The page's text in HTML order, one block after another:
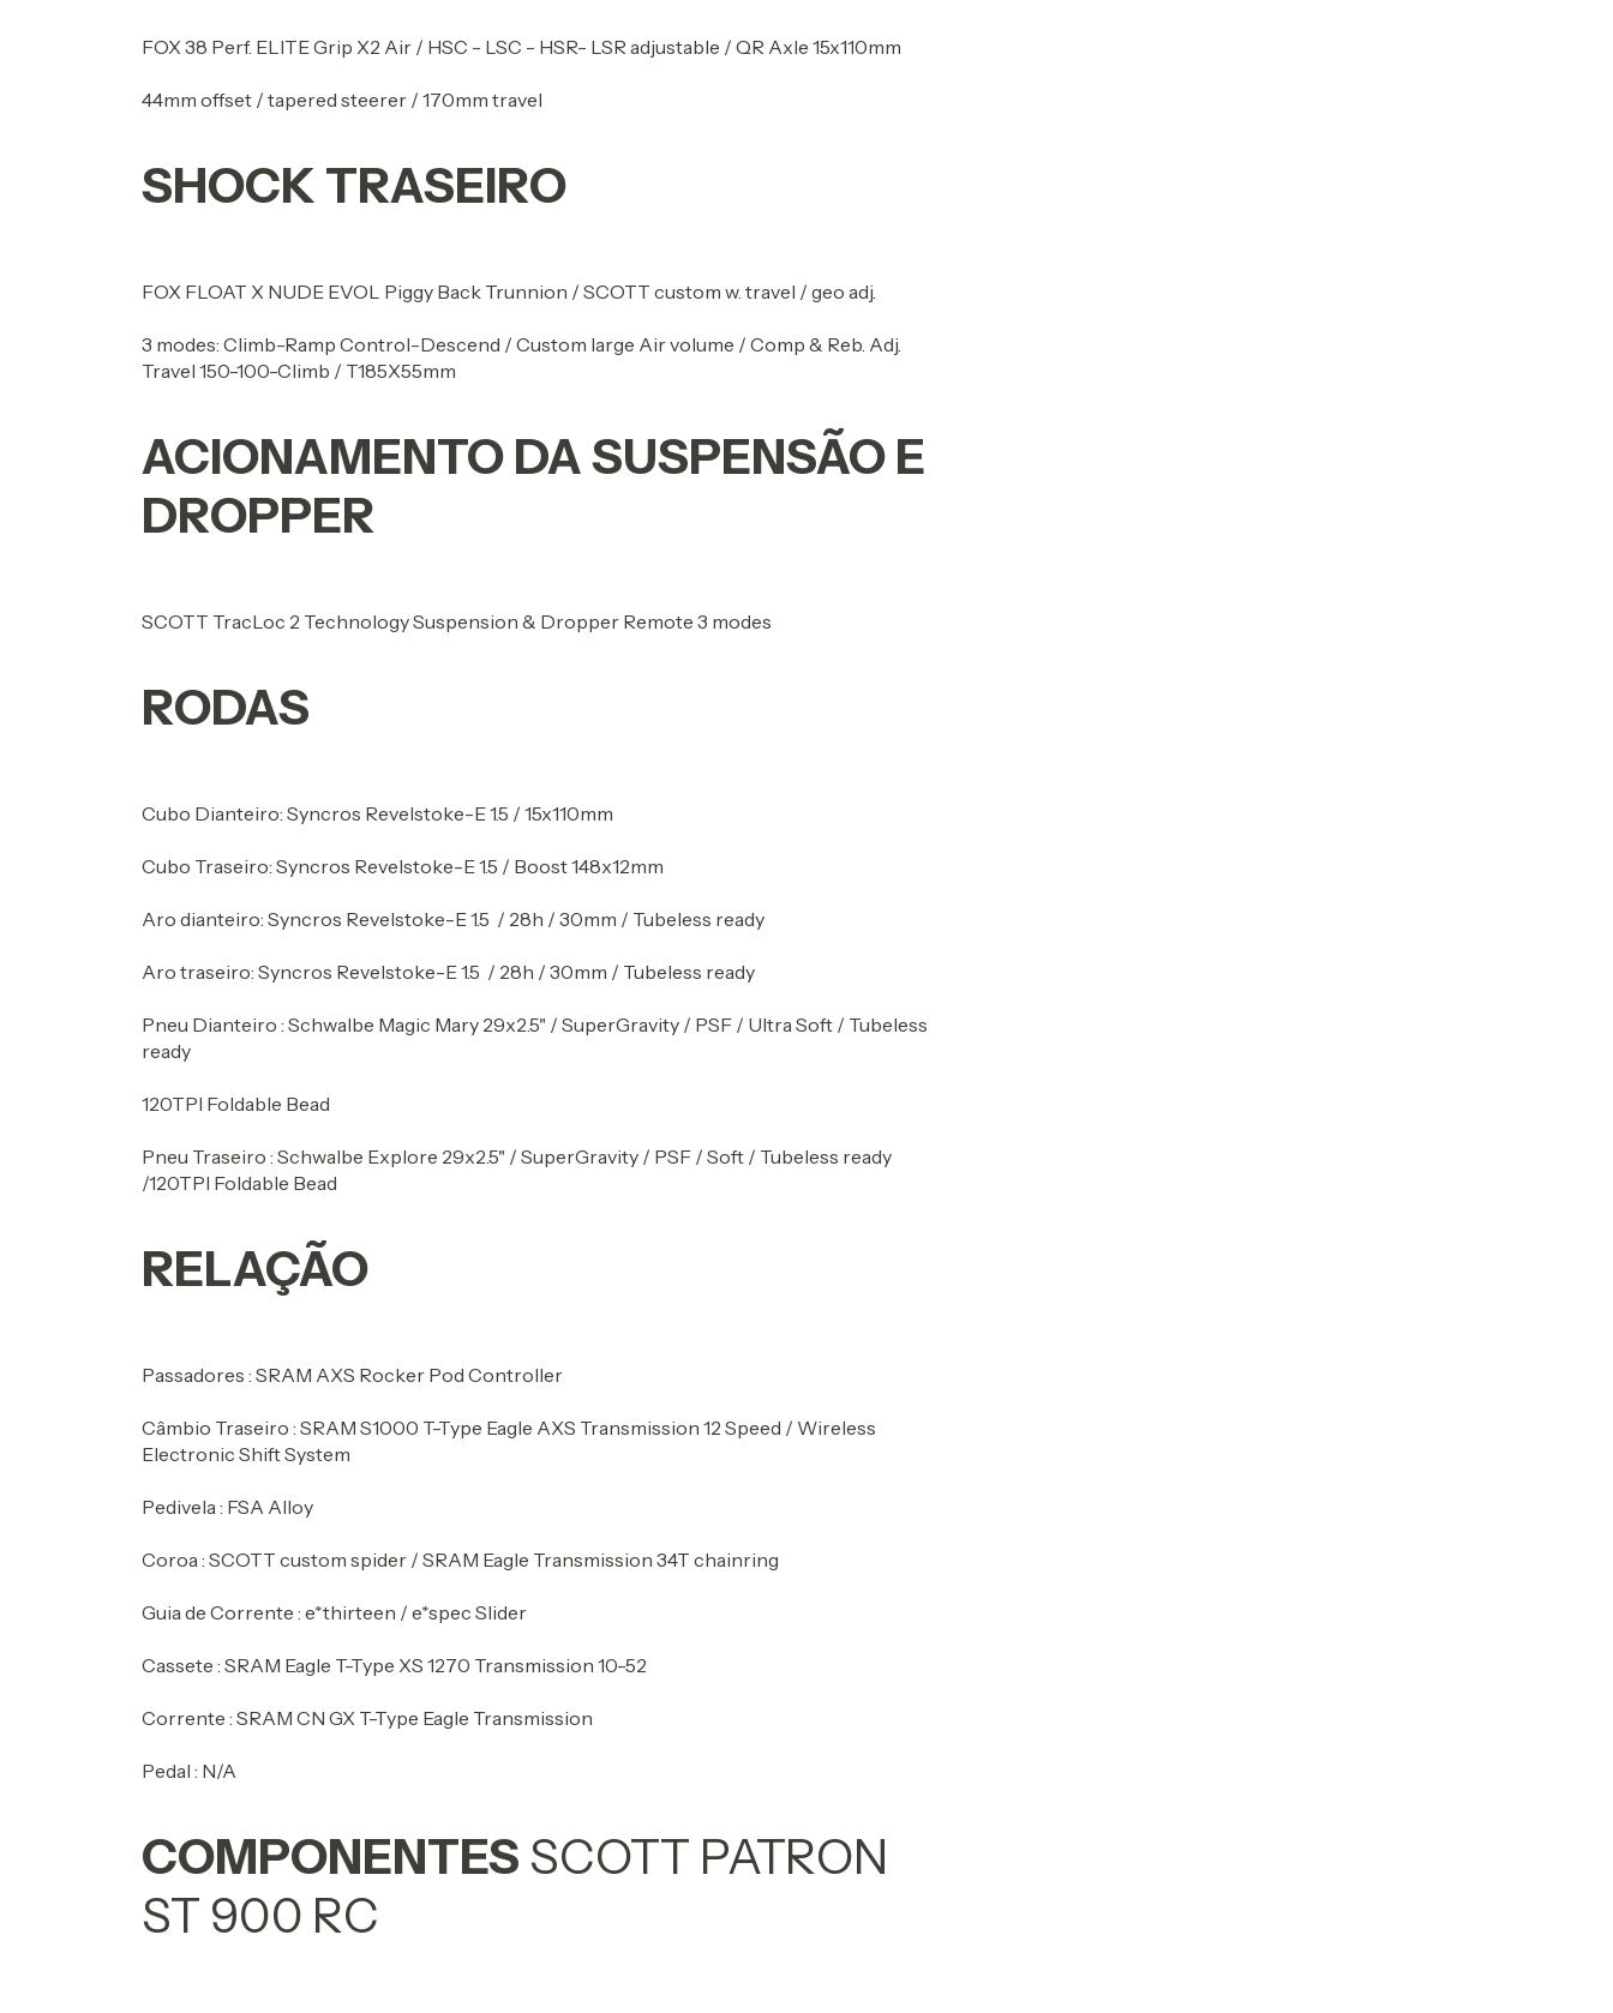
FOX 38 Perf. ELITE Grip X2 Air / HSC - LSC - HSR- LSR adjustable / QR Axle 15x110mm
44mm offset / tapered steerer / 170mm travel
SHOCK TRASEIRO
FOX FLOAT X NUDE EVOL Piggy Back Trunnion / SCOTT custom w. travel / geo adj.
3 modes: Climb-Ramp Control-Descend / Custom large Air volume / Comp & Reb. Adj.
Travel 150-100-Climb / T185X55mm
ACIONAMENTO DA SUSPENSÃO E
DROPPER
SCOTT TracLoc 2 Technology Suspension & Dropper Remote 3 modes
RODAS
Cubo Dianteiro: Syncros Revelstoke-E 1.5 / 15x110mm
Cubo Traseiro: Syncros Revelstoke-E 1.5 / Boost 148x12mm
Aro dianteiro: Syncros Revelstoke-E 1.5 / 28h / 30mm / Tubeless ready
Aro traseiro: Syncros Revelstoke-E 1.5 / 28h / 30mm / Tubeless ready
Pneu Dianteiro : Schwalbe Magic Mary 29x2.5" / SuperGravity / PSF / Ultra Soft / Tubeless
ready
120TPI Foldable Bead
Pneu Traseiro : Schwalbe Explore 29x2.5" / SuperGravity / PSF / Soft / Tubeless ready
/120TPI Foldable Bead
RELAÇÃO
Passadores : SRAM AXS Rocker Pod Controller
Câmbio Traseiro : SRAM S1000 T-Type Eagle AXS Transmission 12 Speed / Wireless
Electronic Shift System
Pedivela : FSA Alloy
Coroa : SCOTT custom spider / SRAM Eagle Transmission 34T chainring
Guia de Corrente : e*thirteen / e*spec Slider
Cassete : SRAM Eagle T-Type XS 1270 Transmission 10-52
Corrente : SRAM CN GX T-Type Eagle Transmission
Pedal : N/A
COMPONENTES SCOTT PATRON
ST 900 RC